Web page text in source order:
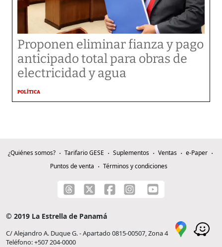
Proponen eliminar fianza y pago
anticipado total para obras de
electricidad y agua
POLÍTICA
¿Quiénes somos? Tarifario GESE Suplementos Ventas
e-Paper
Puntos de venta
Términos y condiciones
© 2019 La Estrella de Panamá
C/ Alejandro A. Duque G. - Apartado 0815-00507, Zona 4
Teléfono: +507 204-0000